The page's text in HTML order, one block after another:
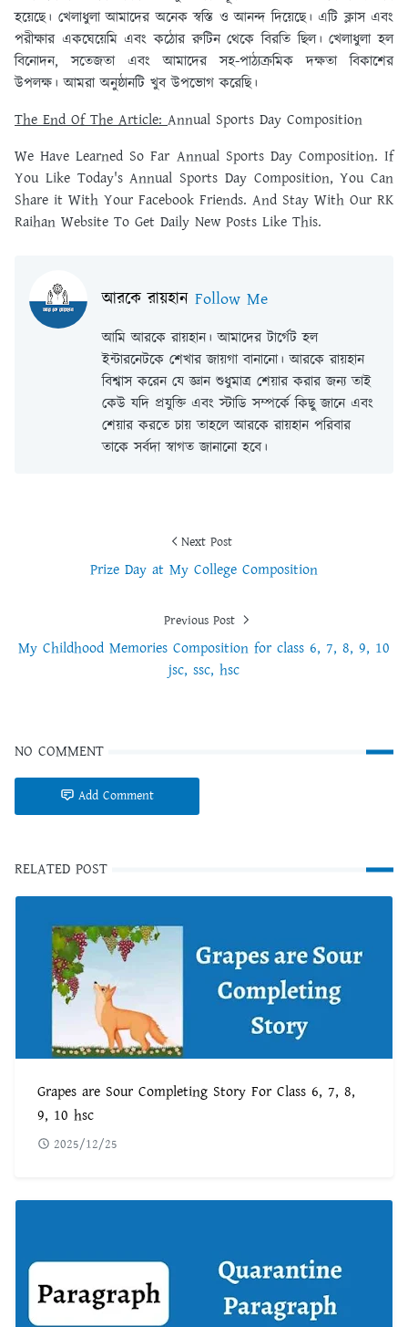
হয়েছে। খেলাধুলা আমাদের অনেক স্বস্তি ও আনন্দ দিয়েছে। এটি ক্লাস এবং
পরীক্ষার একঘেয়েমি এবং কঠোর রুটিন থেকে বিরতি ছিল। খেলাধুলা হল
বিনোদন, সতেজতা এবং আমাদের সহ-পাঠ্যক্রমিক দক্ষতা বিকাশের
উপলক্ষ। আমরা অনুষ্ঠানটি খুব উপভোগ করেছি।
The End Of The Article:Annual Sports Day Composition
We Have Learned So Far Annual Sports Day Composition. If
You Like Today's Annual Sports Day Composition, You Can
Share it With Your Facebook Friends. And Stay With Our RK
Raihan Website To Get Daily New Posts Like This.
আরকে রায়হান Follow Me
আমি আরকে রায়হান। আমাদের টার্গেট হল
ইন্টারনেটকে শেখার জায়গা বানানো। আরকে রায়হান
বিশ্বাস করেন যে জ্ঞান শুধুমাত্র শেয়ার করার জন্য তাই
কেউ যদি প্রযুক্তি এবং স্টাডি সম্পর্কে কিছু জানে এবং
শেয়ার করতে চায় তাহলে আরকে রায়হান পরিবার
তাকে সর্বদা স্বাগত জানানো হবে।
Next Post
Prize Day at My College Composition
Previous Post
My Childhood Memories Composition for class 6, 7, 8, 9, 10
jsc, ssc, hsc
NO COMMENT
Add Comment
RELATED POST
Grapes are Sour Completing Story For Class 6, 7, 8,
9, 10 hsc
2025/12/25